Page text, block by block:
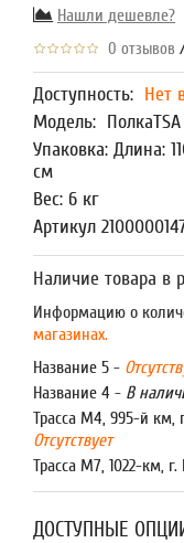
Нашли дешевле?
0 отзывов
Доступность: Нет
Модель:
Упаковка: Длина:
см
Вес: 6 кг
Артикул
Наличие товара в
Информацию о
магазинах.
Название 5 -
Название 4 - В
Трасса М4, 995-й км,
Отсутствует
Трасса М7, 1022-км, г.
ДОСТУПНЫЕ